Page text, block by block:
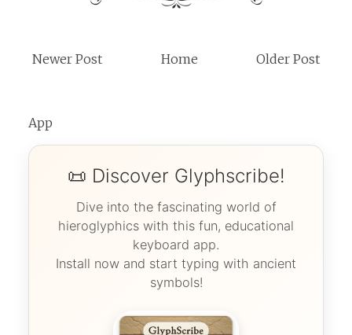
Newer Post Older Post
Home
App
📜 Discover Glyphscribe!
Dive into the fascinating world of
hieroglyphics with this fun, educational
keyboard app.
Install now and start typing with ancient
symbols!